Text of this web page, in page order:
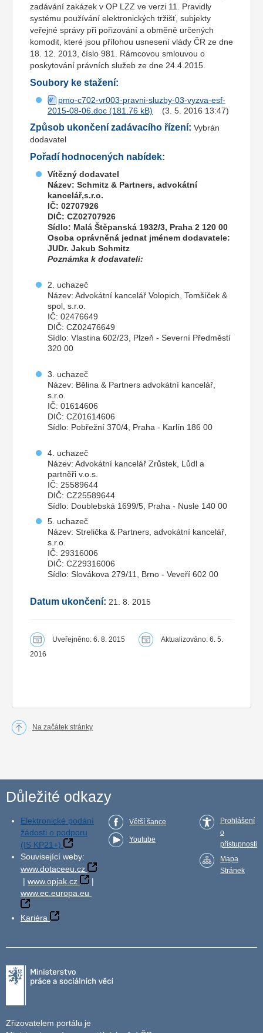
zadávání zakázek v OP LZZ ve verzi 11. Pravidly
systému používání elektronických tržišť, subjekty
veřejné správy při pořizování a obměně určených
komodit, které jsou přílohou usnesení vlády ČR ze dne
18. 12. 2013, číslo 981. Rámcovou smlouvou o
poskytování právních služeb ze dne 24.4.2015.
Soubory ke stažení:
pmo-c702-vr003-pravni-sluzby-03-vyzva-esf-
2015-08-06.doc
(3. 5. 2016 13:47)
Způsob ukončení zadávacího řízení: Vybrán
dodavatel
Pořadí hodnocených nabídek:
Vítězný dodavatel
Název: Schmitz & Partners, advokátní
kancelář,s.r.o.
IČ: 02707926
DIČ: CZ02707926
Sídlo: Malá Štěpanská 1932/3, Praha 2 120 00
Osoba oprávněná jednat jménem dodavatele:
JUDr. Jakub Schmitz
Poznámka k dodavateli:
2. uchazeč
Název: Advokátní kancelář Volopich, Tomšíček &
spol, s.r.o.
IČ: 02476649
DIČ: CZ02476649
Sídlo: Vlastina 602/23, Plzeň - Severní Předměstí
320 00
3. uchazeč
Název: Bělina & Partners advokátní kancelář,
s.r.o.
IČ: 01614606
DIČ: CZ01614606
Sídlo: Pobřežní 370/4, Praha - Karlín 186 00
4. uchazeč
Název: Advokátní kancelář Zrůstek, Lůdl a
partněři v.o.s.
IČ: 25589644
DIČ: CZ25589644
Sídlo: Doublebská 1699/5, Praha - Nusle 140 00
5. uchazeč
Název: Strelička & Partners, advokátní kancelář,
s.r.o.
IČ: 29316006
DIČ: CZ29316006
Sídlo: Slovákova 279/11, Brno - Veveří 602 00
Datum ukončení: 21. 8. 2015
Uveřejněno: 6. 8. 2015
Aktualizováno: 6. 5.
2016
Na začátek stránky
Důležité odkazy
Elektronické podání
žádosti o podporu
(IS KP21+)
Související weby:
www.dotaceeu.cz
| www.opjak.cz
|
www.ec.europa.eu
Kariéra
Větší šance
Youtube
Prohlášení
o
přístupnosti
Mapa
Stránek
Zřizovatelem portálu je